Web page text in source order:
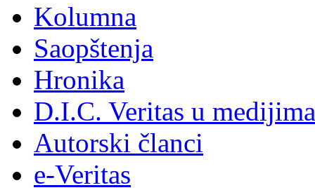
Kolumna
Saopštenja
Hronika
D.I.C. Veritas u medijima
Autorski članci
e-Veritas